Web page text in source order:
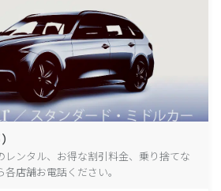
レンタル、お得な割引料金、乗り捨てな
店舗お電話ください。